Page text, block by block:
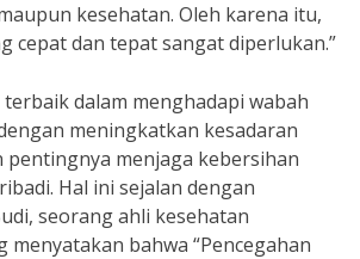
kesehatan. Oleh karena itu,
cepat dan tepat sangat diperlukan.”
dalam menghadapi wabah
meningkatkan kesadaran
pentingnya menjaga kebersihan
Hal ini sejalan dengan
seorang ahli kesehatan
menyatakan bahwa “Pencegahan